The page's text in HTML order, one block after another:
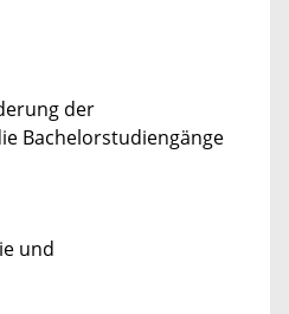
der
Bachelorstudiengänge
und